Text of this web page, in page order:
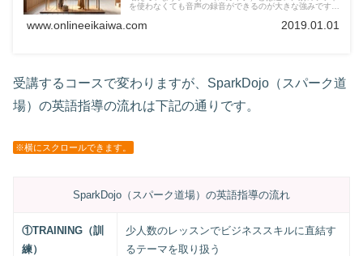
を使わなくても音声の録音ができるのが大きな強みです。
きるのか見ていきましょう。
www.onlineeikaiwa.com 2019.01.01
受講するコースで変わりますが、SparkDojo（スパーク道
場）の英語指導の流れは下記の通りです。
※横にスクロールできます。
SparkDojo（スパーク道場）の英語指導の流れ
①TRAINING（訓
練）
少人数のレッスンでビジネススキルに直結す
るテーマを取り扱う